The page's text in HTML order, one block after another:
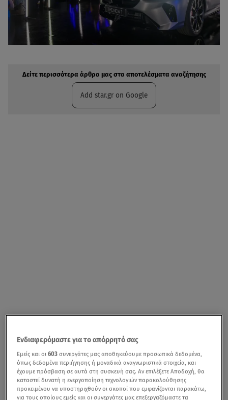
Δείτε περισσότερα άρθρα μας στα αποτελέσματα αναζήτησης
Add star.gr on Google
Ενδιαφερόμαστε για το απόρρητό σας
Εμείς και οι603 συνεργάτες μας αποθηκεύουμε προσωπικά δεδομένα,
όπως δεδομένα περιήγησης ή μοναδικά αναγνωριστικά στοιχεία, και
έχουμε πρόσβαση σε αυτά στη συσκευή σας. Αν επιλέξετε Αποδοχή, θα
καταστεί δυνατή η ενεργοποίηση τεχνολογιών παρακολούθησης
προκειμένου να υποστηριχθούν οι σκοποί που εμφανίζονται παρακάτω,
για τους οποίους εμείς και οι συνεργάτες μας επεξεργαζόμαστε τα